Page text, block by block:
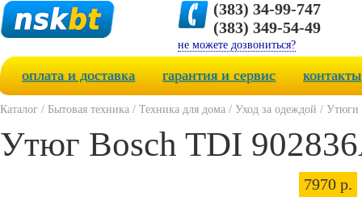
(383) 34-99-747
(383) 349-54-49
не можете дозвониться?
оплата и доставка гарантия и сервис контакты
Каталог / Бытовая техника / Техника для дома / Уход за одеждой / Утюги
Утюг Bosch TDI
7970 р.